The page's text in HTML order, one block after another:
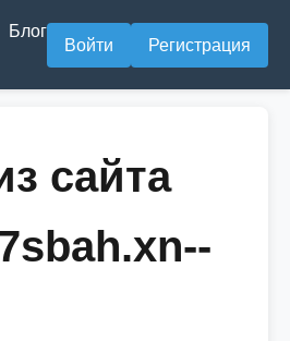
Блог
Войти Регистрация
сайта